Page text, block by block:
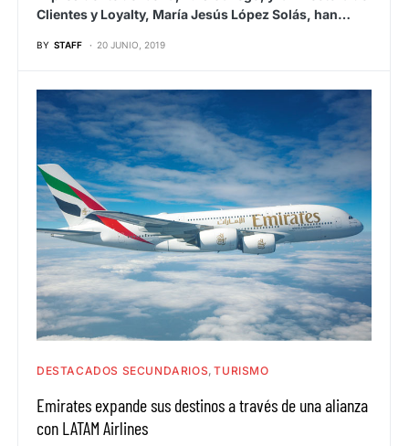
Clientes y Loyalty, María Jesús López Solás, han…
BY STAFF 20 JUNIO, 2019
DESTACADOS SECUNDARIOS TURISMO
Emirates expande sus destinos a través de una alianza
con LATAM Airlines